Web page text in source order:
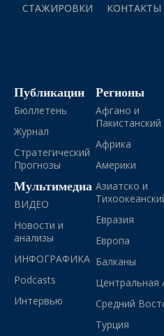
СТАЖИРОВКИ
КОНТАКТЫ
Публикации
Бюллетень
Журнал
Стратегический
Прогнозы
Мультимедиа
ВИДЕО
Новости и
анализы
ИНФОГРАФИКА
Podcasts
Интервью
Регионы
Афгано и
Пакистанский
Африка
Америки
Азиатско и
Евразия
Европа
Балканы
Центральная
Средний
Турция